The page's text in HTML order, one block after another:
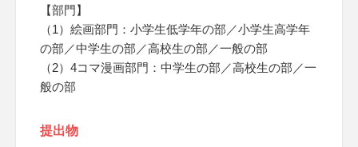
【部門】
（1）絵画部門：小学生低学年の部／小学生高学年
の部／中学生の部／高校生の部／一般の部
（2）4コマ漫画部門：中学生の部／高校生の部／一
般の部
提出物